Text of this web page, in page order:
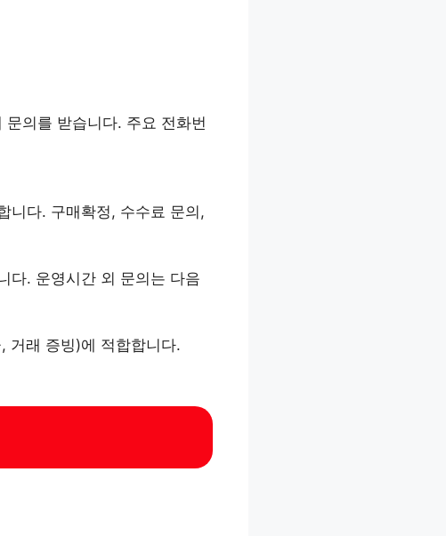
의를 받습니다. 주요 전화번
니다. 구매확정, 수수료 문의,
다. 운영시간 외 문의는 다음
거래 증빙)에 적합합니다.